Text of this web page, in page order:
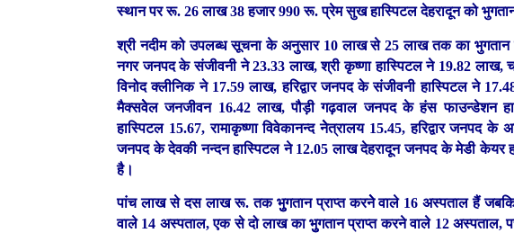
स्थान पर रू. 26 लाख 38 हजार 990 रू. प्रेम सुख हास्पिटल देहरादून को
श्री नदीम को उपलब्ध सूचना के अनुसार 10 लाख से 25 लाख तक का भुगतान
नगर जनपद के संजीवनी ने 23.33 लाख, श्री कृष्णा हास्पिटल ने 19.82 लाख,
विनोद क्लीनिक ने 17.59 लाख, हरिद्वार जनपद के संजीवनी हास्पिटल ने
मैक्सवेेल जनजीवन 16.42 लाख, पौड़ी गढ़वाल जनपद के हंस फाउन्डेशन
हास्पिटल 15.67, रामाकृष्णा विवेकानन्द नेेत्रालय 15.45, हरिद्वार जनपद
जनपद के देवकी नन्दन हास्पिटल ने 12.05 लाख देहरादून जनपद के मेडी केयर
है।
पांच लाख से दस लाख रू. तक भुुगतान प्राप्त करनेे वाले 16 अस्पताल हैं
वाले 14 अस्पताल, एक से दो लाख का भुुगतान प्राप्त करने वाले 12